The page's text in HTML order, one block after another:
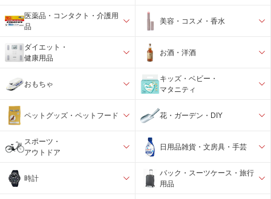
医薬品・コンタクト・介護用
品
美容・コスメ・香水
ダイエット・
健康用品
お酒・洋酒
おもちゃ
キッズ・ベビー・
マタニティ
ペットグッズ・ペットフード 花・ガーデン・DIY
スポーツ・
アウトドア
日用品雑貨・文房具・手芸
時計
バック・スーツケース・旅行
用品